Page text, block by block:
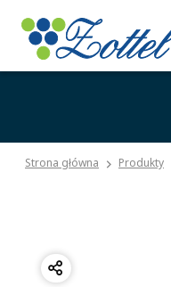
Strona główna Produkty